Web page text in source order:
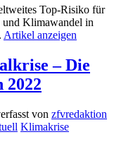
Top-Risiko für
und Klimawandel in
Artikel anzeigen
– Die
2022
von zfvredaktion
Klimakrise